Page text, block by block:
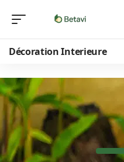
Décoration Interieure